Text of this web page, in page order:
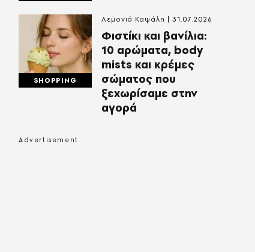
SHOPPING
Φιστίκι και βανίλια:
10 αρώματα, body
mists και κρέμες
σώματος που
ξεχωρίσαμε στην
αγορά
Λεμονιά Καψάλη 31.07.2026